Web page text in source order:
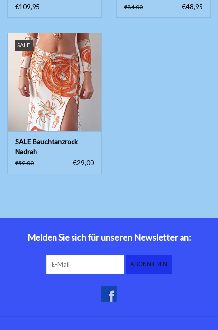
Kleider
Yoga Kleidung
Schmuck
Neu!
€109,95
€84,00 €48,95
SALE
SALE Bauchtanzrock
Nadrah
€59,00 €29,00
Melden Sie sich für unseren Newsletter an:
ABONNIEREN